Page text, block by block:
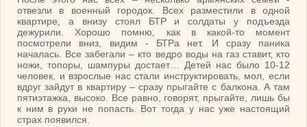
отвезли в военный городок. Всех разместили в одной
квартире, а внизу стоял БТР и солдаты у подъезда
дежурили. Хорошо помню, как в какой-то момент
посмотрели вниз, видим - БТРа нет. И сразу паника
началась. Все забегали – кто ведро воды на газ ставит, кто
ножи, топоры, шампуры достает… Детей нас было 10-12
человек, и взрослые нас стали инструктировать, мол, если
вдруг зайдут в квартиру – сразу прыгайте с балкона. А там
пятиэтажка, высоко. Все равно, говорят, прыгайте, лишь бы
к ним в руки не попасть. Вот тогда у нас уже настоящий
страх появился.